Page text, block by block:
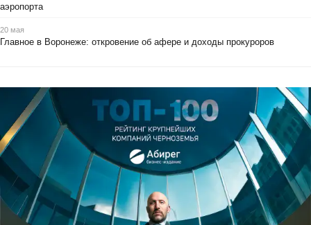
аэропорта
20 мая
Главное в Воронеже: откровение об афере и доходы прокуроров